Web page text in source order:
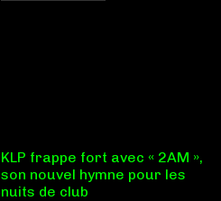
KLP frappe fort avec « 2AM »,
son nouvel hymne pour les
nuits de club